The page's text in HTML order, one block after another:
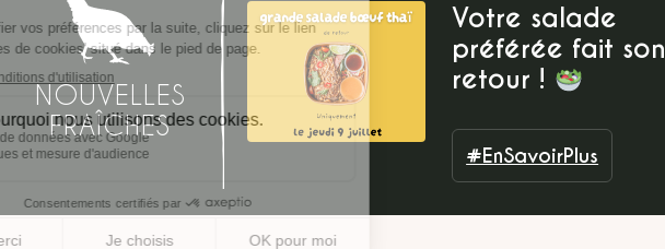
NOUVELLES
FRAÎCHES
Votre salade
préférée fait son
retour !
#EnSavoirPlus